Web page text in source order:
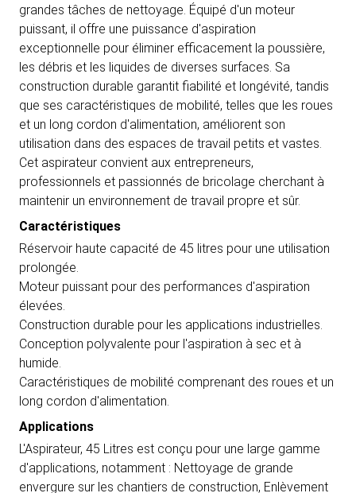
grandes tâches de nettoyage. Équipé d'un moteur
puissant, il offre une puissance d'aspiration
exceptionnelle pour éliminer efficacement la poussière,
les débris et les liquides de diverses surfaces. Sa
construction durable garantit fiabilité et longévité, tandis
que ses caractéristiques de mobilité, telles que les roues
et un long cordon d'alimentation, améliorent son
utilisation dans des espaces de travail petits et vastes.
Cet aspirateur convient aux entrepreneurs,
professionnels et passionnés de bricolage cherchant à
maintenir un environnement de travail propre et sûr.
Caractéristiques
Réservoir haute capacité de 45 litres pour une utilisation
prolongée.
Moteur puissant pour des performances d'aspiration
élevées.
Construction durable pour les applications industrielles.
Conception polyvalente pour l'aspiration à sec et à
humide.
Caractéristiques de mobilité comprenant des roues et un
long cordon d'alimentation.
Applications
L'Aspirateur, 45 Litres est conçu pour une large gamme
d'applications, notamment : Nettoyage de grande
envergure sur les chantiers de construction, Enlèvement